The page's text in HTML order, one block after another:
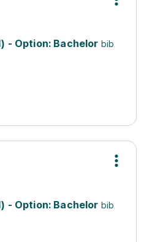
- Option: Bachelor bib
- Option: Bachelor bib